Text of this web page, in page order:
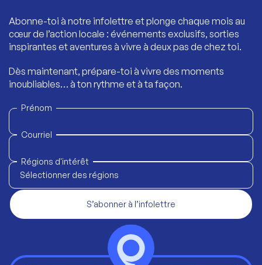
Abonne-toi à notre infolettre et plonge chaque mois au
cœur de l’action locale : événements exclusifs, sorties
inspirantes et aventures à vivre à deux pas de chez toi.
Dès maintenant, prépare-toi à vivre des moments
inoubliables… à ton rythme et à ta façon.
Prénom
Courriel
Régions d'intérêt
Sélectionner des régions
S’abonner à l’infolettre